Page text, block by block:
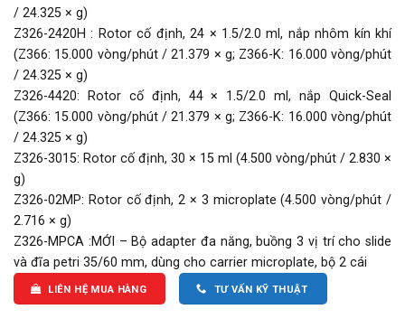
/ 24.325 × g)
Z326-2420H : Rotor cố định, 24 × 1.5/2.0 ml, nắp nhôm kín khí
(Z366: 15.000 vòng/phút / 21.379 × g; Z366-K: 16.000 vòng/phút
/ 24.325 × g)
Z326-4420: Rotor cố định, 44 × 1.5/2.0 ml, nắp Quick-Seal
(Z366: 15.000 vòng/phút / 21.379 × g; Z366-K: 16.000 vòng/phút
/ 24.325 × g)
Z326-3015: Rotor cố định, 30 × 15 ml (4.500 vòng/phút / 2.830 ×
g)
Z326-02MP: Rotor cố định, 2 × 3 microplate (4.500 vòng/phút /
2.716 × g)
Z326-MPCA :MỚI – Bộ adapter đa năng, buồng 3 vị trí cho slide
và đĩa petri 35/60 mm, dùng cho carrier microplate, bộ 2 cái
LIÊN HỆ MUA HÀNG TƯ VẤN KỸ THUẬT